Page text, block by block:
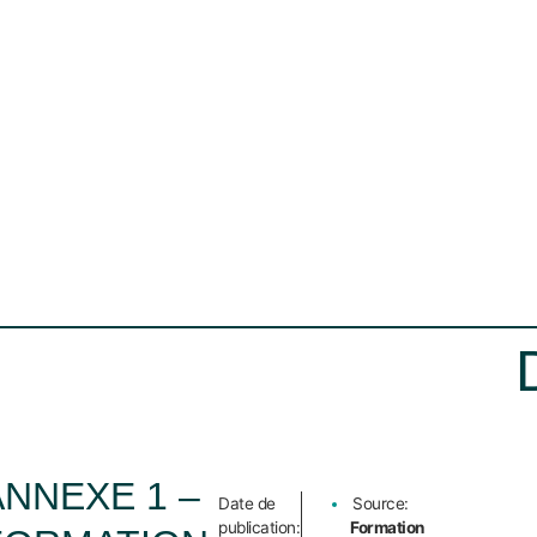
1 –
Date de
publication:
Source:
Formation